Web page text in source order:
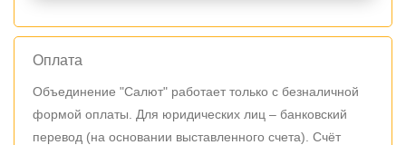
Оплата
Объединение "Салют" работает только с безналичной
формой оплаты. Для юридических лиц – банковский
перевод (на основании выставленного счета). Счёт